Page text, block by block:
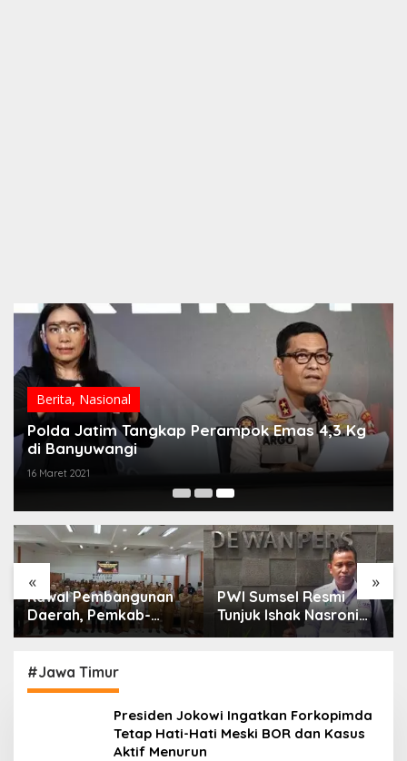
Berita, Nasional
Polda Jatim Tangkap Perampok Emas 4,3 Kg
di Banyuwangi
16 Maret 2021
« »
Kawal Pembangunan
Daerah, Pemkab-
Kejari Muara Enim
Pendampingan Hukum
PWI Sumsel Resmi
Tunjuk Ishak Nasroni
Jadi Plt Ketua PWI
#Jawa Timur
Presiden Jokowi Ingatkan Forkopimda
Tetap Hati-Hati Meski BOR dan Kasus
Aktif Menurun